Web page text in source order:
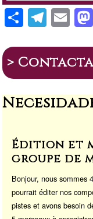
S
h
ar
e
T
el
e
gr
a
m
E
m
ail
>
Édition et
groupe de
Bonjour, nous sommes
pourrait éditer nos
pistes et avons besoin